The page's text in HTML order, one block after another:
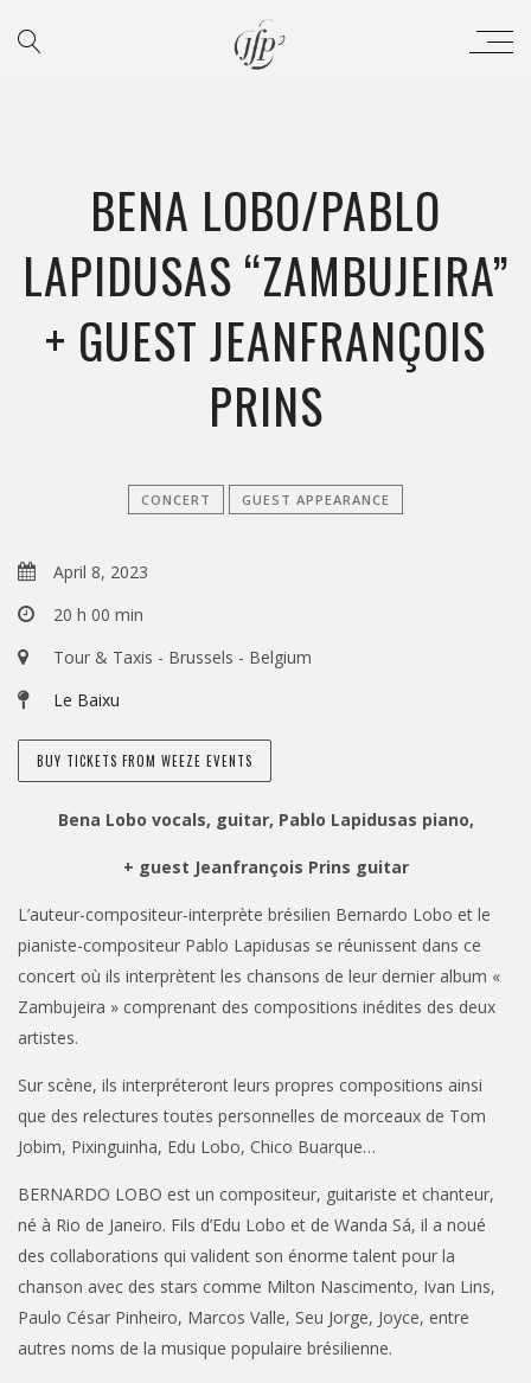
BENA LOBO/PABLO
LAPIDUSAS “ZAMBUJEIRA”
+ GUEST JEANFRANÇOIS
PRINS
CONCERT GUEST APPEARANCE
April 8, 2023
20 h 00 min
Tour & Taxis - Brussels - Belgium
Le Baixu
BUY TICKETS FROM WEEZE EVENTS
Bena Lobo vocals, guitar, Pablo Lapidusas piano,
+ guest Jeanfrançois Prins guitar
L’auteur-compositeur-interprète brésilien Bernardo Lobo et le
pianiste-compositeur Pablo Lapidusas se réunissent dans ce
concert où ils interprètent les chansons de leur dernier album «
Zambujeira » comprenant des compositions inédites des deux
artistes.
Sur scène, ils interpréteront leurs propres compositions ainsi
que des relectures toutes personnelles de morceaux de Tom
Jobim, Pixinguinha, Edu Lobo, Chico Buarque…
BERNARDO LOBO est un compositeur, guitariste et chanteur,
né à Rio de Janeiro. Fils d’Edu Lobo et de Wanda Sá, il a noué
des collaborations qui valident son énorme talent pour la
chanson avec des stars comme Milton Nascimento, Ivan Lins,
Paulo César Pinheiro, Marcos Valle, Seu Jorge, Joyce, entre
autres noms de la musique populaire brésilienne.